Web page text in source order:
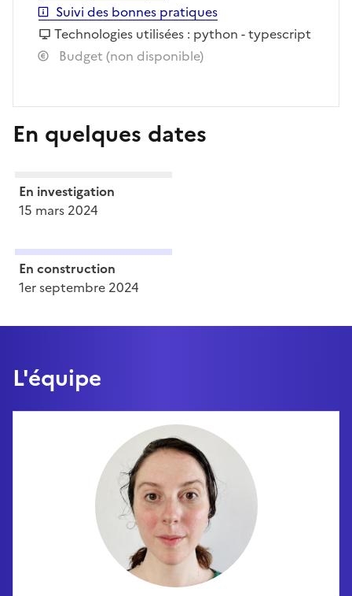
Suivi des bonnes pratiques
Technologies utilisées : python - typescript
Budget (non disponible)
En quelques dates
En investigation
15 mars 2024
En construction
1er septembre 2024
L'équipe